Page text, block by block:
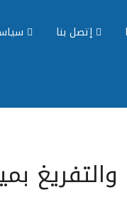
إتصل بنا